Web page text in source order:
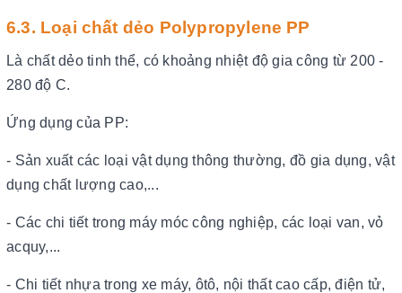
6.3. Loại chất dẻo Polypropylene PP
Là chất dẻo tinh thể, có khoảng nhiệt độ gia công từ 200 -
280 độ C.
Ứng dụng của PP:
- Sản xuất các loại vật dụng thông thường, đồ gia dụng, vật
dụng chất lượng cao,...
- Các chi tiết trong máy móc công nghiệp, các loại van, vỏ
acquy,...
- Chi tiết nhựa trong xe máy, ôtô, nội thất cao cấp, điện tử,